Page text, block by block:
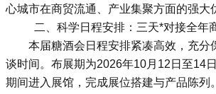
心城市在商贸流通、产业集聚方面的强大
二、科学日程安排：三天*对接全年
本届糖酒会 日程安排紧凑高效，充分
谈时间。布展期为2026年10月12日至14
期间进入展馆，完成展位搭建与产品陈列